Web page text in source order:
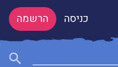
כניסה הרשמה